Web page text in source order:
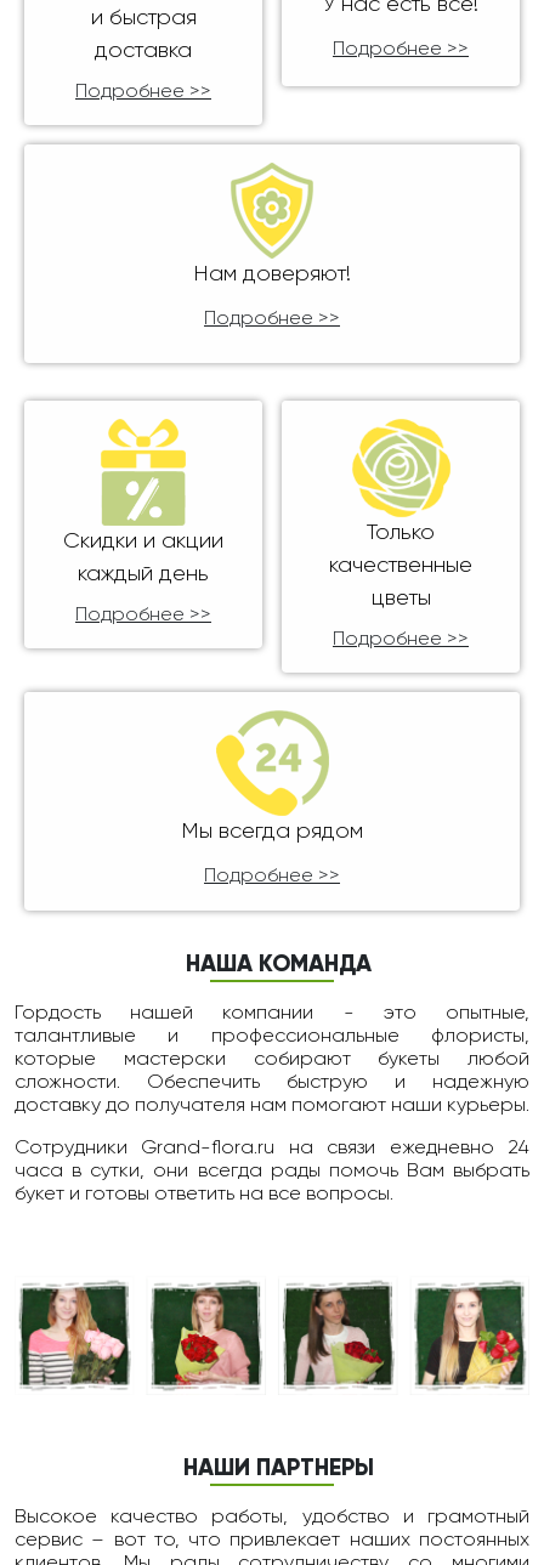
и быстрая
доставка
Подробнее >>
У нас есть всё!
Подробнее >>
Нам доверяют!
Подробнее >>
Скидки и акции
каждый день
Подробнее >>
Только
качественные
цветы
Подробнее >>
Мы всегда рядом
Подробнее >>
НАША КОМАНДА
Гордость нашей компании - это опытные,
талантливые и профессиональные флористы,
которые мастерски собирают букеты любой
сложности. Обеспечить быструю и надежную
доставку до получателя нам помогают наши курьеры.
Сотрудники Grand-flora.ru на связи ежедневно 24
чаcа в сутки, они всегда рады помочь Вам выбрать
букет и готовы ответить на все вопросы.
НАШИ ПАРТНЕРЫ
Высокое качество работы, удобство и грамотный
сервис – вот то, что привлекает наших постоянных